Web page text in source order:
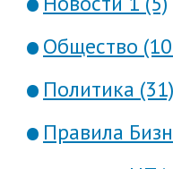
Общество
Политика (31)
Правила